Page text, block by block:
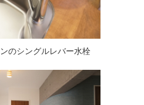
のシングルレバー水栓